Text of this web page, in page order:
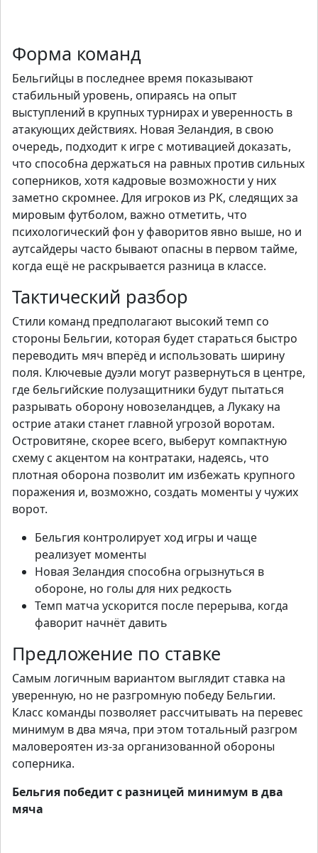
Форма команд
Бельгийцы в последнее время показывают
стабильный уровень, опираясь на опыт
выступлений в крупных турнирах и уверенность в
атакующих действиях. Новая Зеландия, в свою
очередь, подходит к игре с мотивацией доказать,
что способна держаться на равных против сильных
соперников, хотя кадровые возможности у них
заметно скромнее. Для игроков из РК, следящих за
мировым футболом, важно отметить, что
психологический фон у фаворитов явно выше, но и
аутсайдеры часто бывают опасны в первом тайме,
когда ещё не раскрывается разница в классе.
Тактический разбор
Стили команд предполагают высокий темп со
стороны Бельгии, которая будет стараться быстро
переводить мяч вперёд и использовать ширину
поля. Ключевые дуэли могут развернуться в центре,
где бельгийские полузащитники будут пытаться
разрывать оборону новозеландцев, а Лукаку на
острие атаки станет главной угрозой воротам.
Островитяне, скорее всего, выберут компактную
схему с акцентом на контратаки, надеясь, что
плотная оборона позволит им избежать крупного
поражения и, возможно, создать моменты у чужих
ворот.
Бельгия контролирует ход игры и чаще
реализует моменты
Новая Зеландия способна огрызнуться в
обороне, но голы для них редкость
Темп матча ускорится после перерыва, когда
фаворит начнёт давить
Предложение по ставке
Самым логичным вариантом выглядит ставка на
уверенную, но не разгромную победу Бельгии.
Класс команды позволяет рассчитывать на перевес
минимум в два мяча, при этом тотальный разгром
маловероятен из-за организованной обороны
соперника.
Бельгия победит с разницей минимум в два
мяча